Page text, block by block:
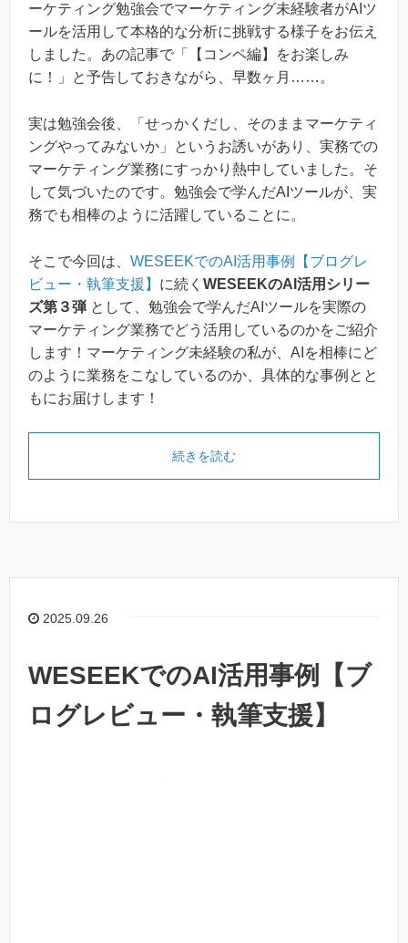
ーケティング勉強会でマーケティング未経験者がAIツ
ールを活用して本格的な分析に挑戦する様子をお伝え
しました。あの記事で「【コンペ編】をお楽しみ
に！」と予告しておきながら、早数ヶ月……。
実は勉強会後、「せっかくだし、そのままマーケティ
ングやってみないか」というお誘いがあり、実務での
マーケティング業務にすっかり熱中していました。そ
して気づいたのです。勉強会で学んだAIツールが、実
務でも相棒のように活躍していることに。
そこで今回は、 WESEEKでのAI活用事例【ブログレ
ビュー・執筆支援】 に続く WESEEKのAI活用シリー
ズ第３弾 として、勉強会で学んだAIツールを実際の
マーケティング業務でどう活用しているのかをご紹介
します！マーケティング未経験の私が、AIを相棒にど
のように業務をこなしているのか、具体的な事例とと
もにお届けします！
続きを読む
2025.09.26
WESEEKでのAI活用事例【ブ
ログレビュー・執筆支援】